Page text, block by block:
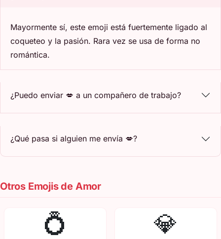
Mayormente sí, este emoji está fuertemente ligado al
coqueteo y la pasión. Rara vez se usa de forma no
romántica.
¿Puedo enviar 💋 a un compañero de trabajo?
¿Qué pasa si alguien me envía 💋?
Otros Emojis de Amor
💍 💎